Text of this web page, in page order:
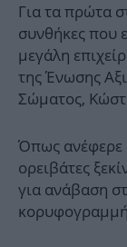
Για τα πρώτα
συνθήκες που
μεγάλη
της Ένωσης
Σώματος,
Όπως ανέφερε
ορειβάτες
για ανάβαση